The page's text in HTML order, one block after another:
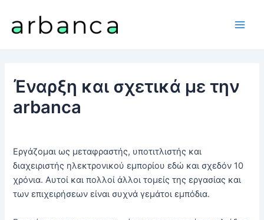
στο
περιεχόμενο
Έναρξη και σχετικά με την
arbanca
Εργάζομαι ως μεταφραστής, υποτιτλιστής και
διαχειριστής ηλεκτρονικού εμπορίου εδώ και σχεδόν 10
χρόνια. Αυτοί και πολλοί άλλοι τομείς της εργασίας και
των επιχειρήσεων είναι συχνά γεμάτοι εμπόδια.